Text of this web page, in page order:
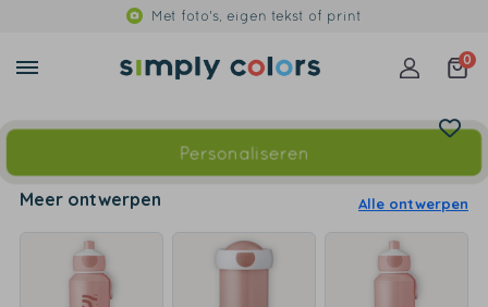
Met foto's, eigen tekst of print
0
Personaliseren
Meer ontwerpen Alle ontwerpen